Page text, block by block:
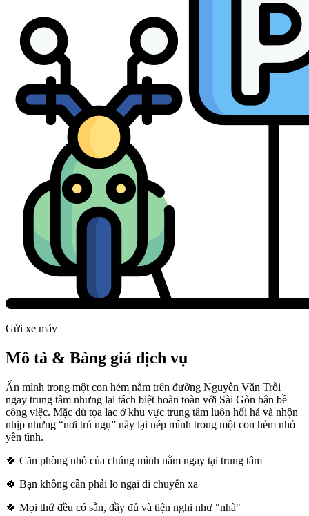
Gửi xe máy
Mô tả & Bảng giá dịch vụ
Ẩn mình trong một con hẻm nằm trên đường Nguyễn Văn Trỗi
ngay trung tâm nhưng lại tách biệt hoàn toàn với Sài Gòn bận bề
công việc. Mặc dù tọa lạc ở khu vực trung tâm luôn hối hả và nhộn
nhịp nhưng “nơi trú ngụ” này lại nép mình trong một con hẻm nhỏ
yên tĩnh.
🍀 Căn phòng nhỏ của chúng mình nằm ngay tại trung tâm
🍀 Bạn không cần phải lo ngại di chuyển xa
🍀 Mọi thứ đều có sẵn, đầy đủ và tiện nghi như "nhà"